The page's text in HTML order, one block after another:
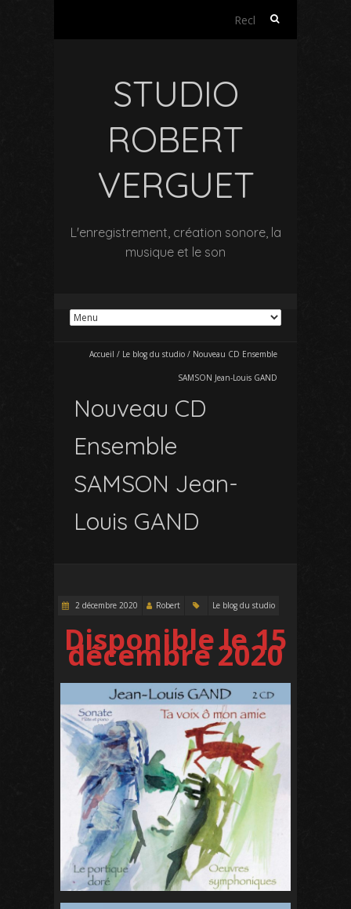
Rechercher :
STUDIO
ROBERT
VERGUET
L'enregistrement, création sonore, la
musique et le son
Accueil / Le blog du studio / Nouveau CD Ensemble
SAMSON Jean-Louis GAND
Nouveau CD
Ensemble
SAMSON Jean-
Louis GAND
2 décembre 2020 Robert Le blog du studio
Disponible le 15
décembre 2020